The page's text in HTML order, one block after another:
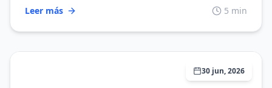
Leer más 5 min
30 jun, 2026